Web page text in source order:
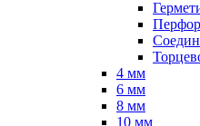
4 мм
6 мм
8 мм
10 мм